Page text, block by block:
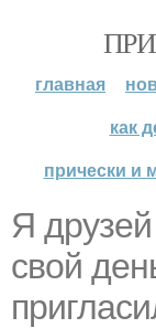
главная
как
прически и
Я
свой